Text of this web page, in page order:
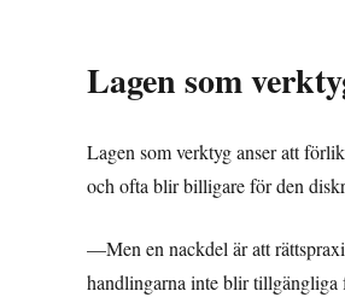
Lagen som
Lagen som verktyg anser att
och ofta blir billigare för den
—Men en nackdel är att
handlingarna inte blir tillgängliga